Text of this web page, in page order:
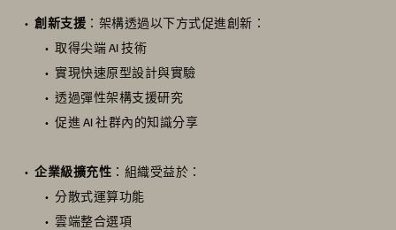
創新支援 ：架構透過以下方式促進創新：
取得尖端 AI 技術
實現快速原型設計與實驗
透過彈性架構支援研究
促進 AI 社群內的知識分享
企業級擴充性 ：組織受益於：
分散式運算功能
雲端整合選項